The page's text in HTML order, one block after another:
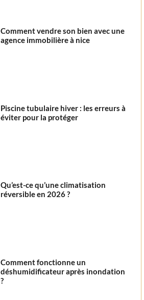
Comment vendre son bien avec une
agence immobilière à nice
Piscine tubulaire hiver : les erreurs à
éviter pour la protéger
Qu’est-ce qu’une climatisation
réversible en 2026 ?
Comment fonctionne un
déshumidificateur après inondation
?